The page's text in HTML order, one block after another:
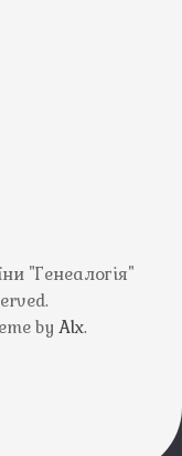
"Генеалогія"
by Alx.